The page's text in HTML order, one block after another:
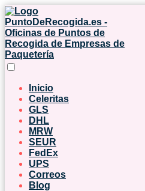
Inicio
Celeritas
GLS
DHL
MRW
SEUR
FedEx
UPS
Correos
Blog